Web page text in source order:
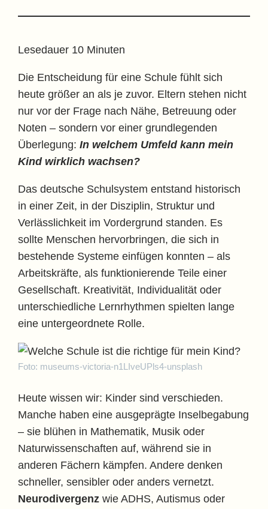
Lesedauer 10 Minuten
Die Entscheidung für eine Schule fühlt sich
heute größer an als je zuvor. Eltern stehen nicht
nur vor der Frage nach Nähe, Betreuung oder
Noten – sondern vor einer grundlegenden
Überlegung:In welchem Umfeld kann mein
Kind wirklich wachsen?
Das deutsche Schulsystem entstand historisch
in einer Zeit, in der Disziplin, Struktur und
Verlässlichkeit im Vordergrund standen. Es
sollte Menschen hervorbringen, die sich in
bestehende Systeme einfügen konnten – als
Arbeitskräfte, als funktionierende Teile einer
Gesellschaft. Kreativität, Individualität oder
unterschiedliche Lernrhythmen spielten lange
eine untergeordnete Rolle.
Foto: museums-victoria-n1LIveUPls4-unsplash
Heute wissen wir: Kinder sind verschieden.
Manche haben eine ausgeprägte Inselbegabung
– sie blühen in Mathematik, Musik oder
Naturwissenschaften auf, während sie in
anderen Fächern kämpfen. Andere denken
schneller, sensibler oder anders vernetzt.
Neurodivergenz wie ADHS, Autismus oder